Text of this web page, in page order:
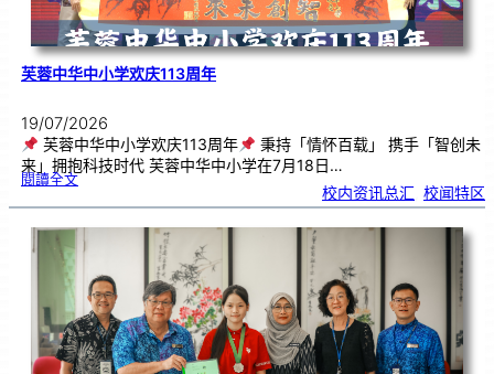
芙蓉中华中小学欢庆113周年
19/07/2026
芙蓉中华中小学欢庆113周年
秉持「情怀百载」 携手「智创未
来」拥抱科技时代 芙蓉中华中小学在7月18日…
閱讀全文:芙
华
小
学
欢庆
周
年
校内资讯总汇 校闻特区